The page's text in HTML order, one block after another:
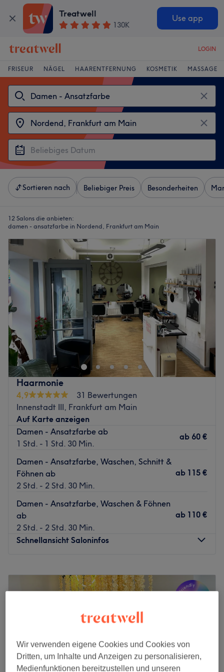
Treatwell
130K
Use app
LOGIN
FRISEUR NÄGEL HAARENTFERNUNG KOSMETIK MASSAGE
Sortieren nach Beliebiger Preis Besonderheiten
12 Salons die anbieten:
damen - ansatzfarbe in Nordend, Frankfurt am Main
Haarmonie
4,9
31 Bewertungen
Innenstadt III, Frankfurt am Main
Auf Karte anzeigen
Damen - Ansatzfarbe ab
1 Std. - 1 Std. 30 Min.
ab 60 €
Damen - Ansatzfarbe, Waschen, Schnitt &
Föhnen ab
2 Std. - 2 Std. 30 Min.
ab 115 €
Damen - Ansatzfarbe, Waschen & Föhnen
ab
2 Std. - 2 Std. 30 Min.
ab 110 €
Schnellansicht Saloninfos
10:00
19:00
Mittwoch
10:00–19:00
Sonntag
Geschlossen
Willkommen bei Haarmonie in Frankfurt am Main. Dieser
Wir verwenden eigene Cookies und Cookies von
Dritten, um Inhalte und Anzeigen zu personalisieren,
Medienfunktionen bereitzustellen und unseren